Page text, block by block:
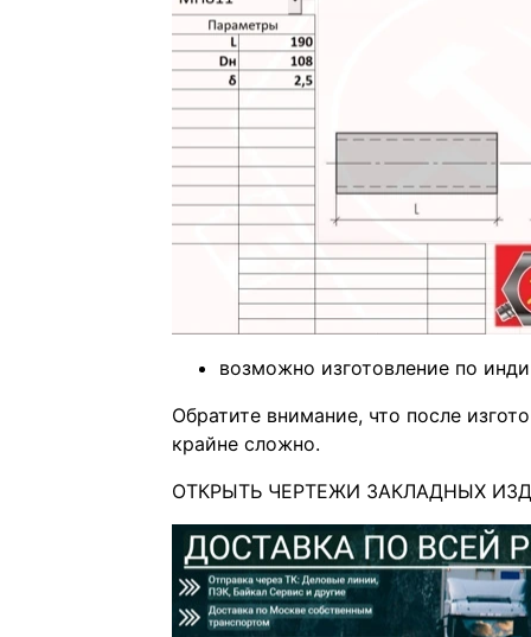
возможно изготовление по
Обратите внимание, что после
крайне сложно.
ОТКРЫТЬ ЧЕРТЕЖИ ЗАКЛАДНЫХ